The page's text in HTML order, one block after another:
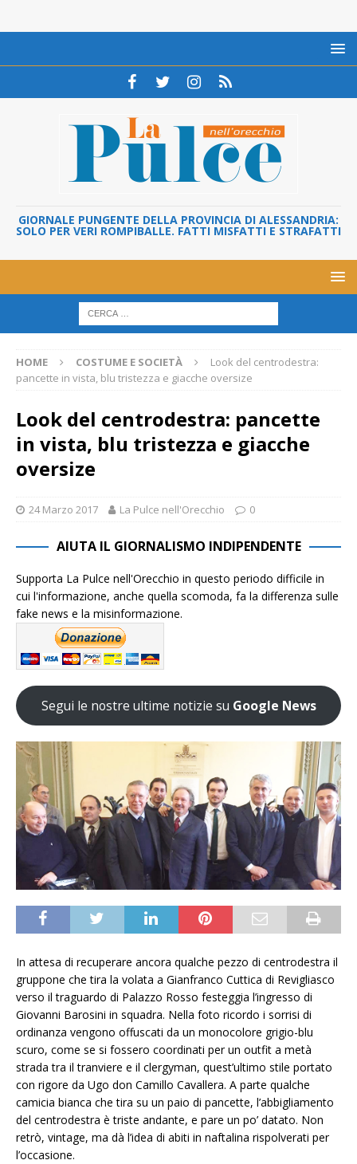
GIORNALE PUNGENTE DELLA PROVINCIA DI ALESSANDRIA:
SOLO PER VERI ROMPIBALLE. FATTI MISFATTI E STRAFATTI
HOME COSTUME E SOCIETÀ
Look del centrodestra:
pancette in vista, blu tristezza e giacche oversize
Look del centrodestra: pancette
in vista, blu tristezza e giacche
oversize
24 Marzo 2017 La Pulce nell'Orecchio 0
AIUTA IL GIORNALISMO INDIPENDENTE
Supporta La Pulce nell'Orecchio in questo periodo difficile in
cui l'informazione, anche quella scomoda, fa la differenza sulle
fake news e la misinformazione.
Segui le nostre ultime notizie su Google News
In attesa di recuperare ancora qualche pezzo di centrodestra il
gruppone che tira la volata a Gianfranco Cuttica di Revigliasco
verso il traguardo di Palazzo Rosso festeggia l’ingresso di
Giovanni Barosini in squadra. Nella foto ricordo i sorrisi di
ordinanza vengono offuscati da un monocolore grigio-blu
scuro, come se si fossero coordinati per un outfit a metà
strada tra il tranviere e il clergyman, quest’ultimo stile portato
con rigore da Ugo don Camillo Cavallera. A parte qualche
camicia bianca che tira su un paio di pancette, l’abbigliamento
del centrodestra è triste andante, e pare un po’ datato. Non
retrò, vintage, ma dà l’idea di abiti in naftalina rispolverati per
l’occasione.